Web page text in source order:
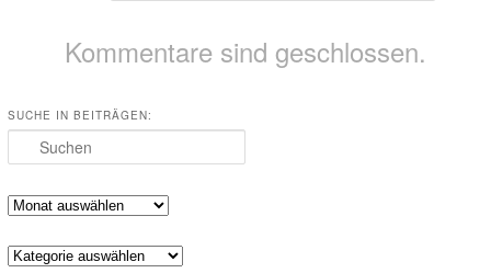
Kommentare sind geschlossen.
SUCHE IN BEITRÄGEN:
Suchen